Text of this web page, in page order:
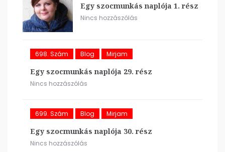
Egy szocmunkás naplója 1. rész
Nincs hozzászólás
698. Szám Blog Mirjam
Egy szocmunkás naplója 29. rész
Nincs hozzászólás
699. Szám Blog Mirjam
Egy szocmunkás naplója 30. rész
Nincs hozzászólás